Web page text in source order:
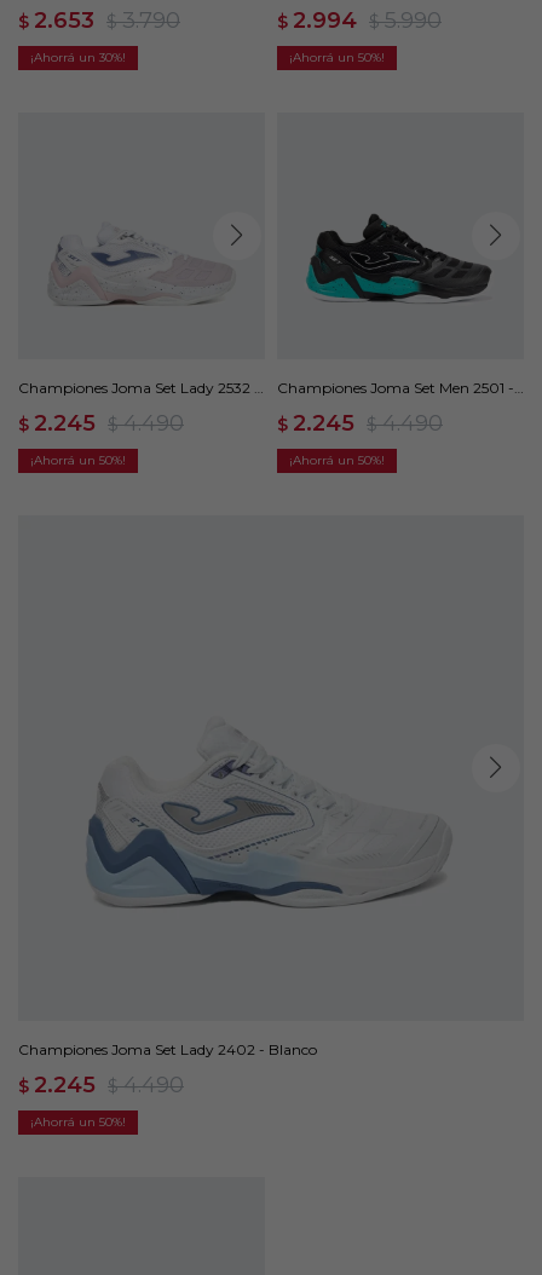
$ 2.653 $ 3.790
30
$ 2.994 $ 5.990
50
Championes Joma Set Lady 2532 -
$ 2.245 $ 4.490
50
Championes Joma Set Men 2501 -
$ 2.245 $ 4.490
50
Championes Joma Set Lady 2402 - Blanco
$ 2.245 $ 4.490
50